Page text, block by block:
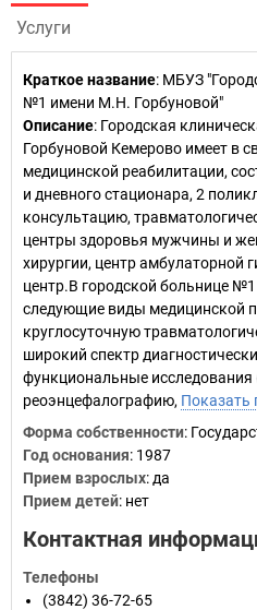
Услуги
Краткое название: МБУЗ
№1 имени М.Н. Горбуновой"
Описание: Городская
Горбуновой Кемерово имеет в
медицинской реабилитации,
и дневного стационара, 2
консультацию,
центры здоровья мужчины и
хирургии, центр амбулаторной
центр.В городской больнице
следующие виды медицинской
круглосуточную
широкий спектр
функциональные
реоэнцефалографию, Показать
Форма собственности:
Год основания: 1987
Прием взрослых: да
Прием детей: нет
Контактная
Телефоны
(3842) 36-72-65